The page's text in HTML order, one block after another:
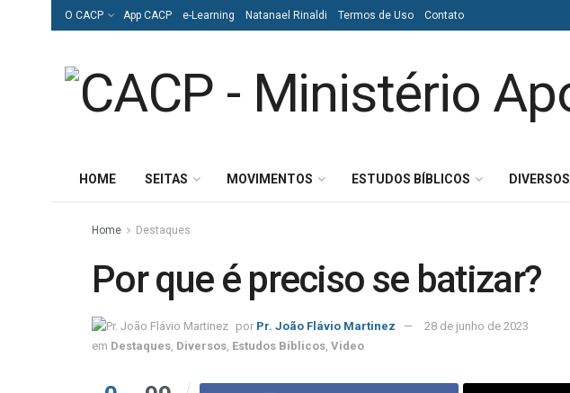
O CACP App CACP e-Learning Natanael Rinaldi Termos de Uso Contato
HOME SEITAS MOVIMENTOS ESTUDOS BÍBLICOS DIVERSOS
Home Destaques
Por que é preciso se batizar?
por Pr. João Flávio Martinez
28 de junho de 2023
em Destaques, Diversos, Estudos Bíblicos, Video